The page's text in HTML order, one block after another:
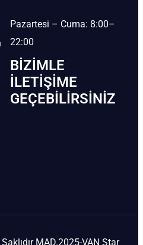
Pazartesi – Cuma: 8:00–
22:00
BIZIMLE
İLETIŞIME
GEÇEBILIRSINIZ
MAD.2025-VAN Star